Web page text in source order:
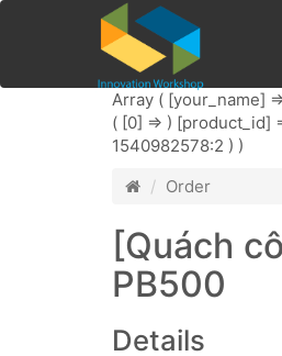
Array ( [your_name]
( [0] => ) [product_id]
1540982578:2 ) )
Order
[Quách
PB500
Details